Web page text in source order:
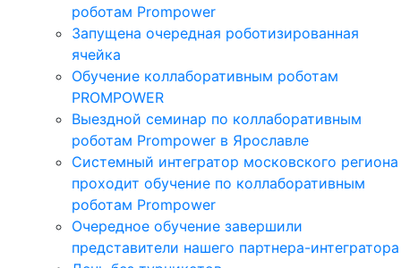
роботам Prompower
Запущена очередная роботизированная
ячейка
Обучение коллаборативным роботам
PROMPOWER
Выездной семинар по коллаборативным
роботам Prompower в Ярославле
Системный интегратор московского региона
проходит обучение по коллаборативным
роботам Prompower
Очередное обучение завершили
представители нашего партнера-интегратора